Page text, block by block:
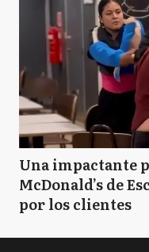
Una impactante
McDonald’s de
por los clientes